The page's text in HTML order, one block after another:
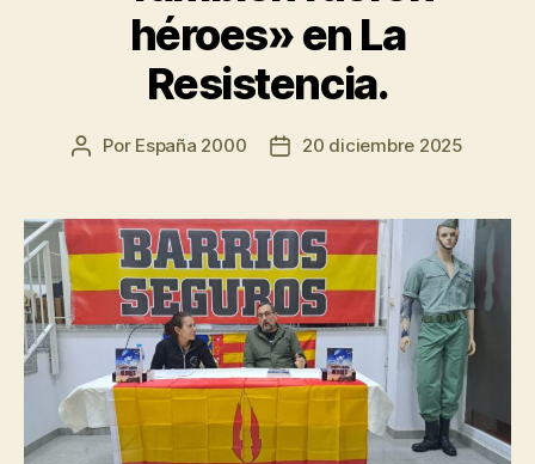
héroes» en La
Resistencia.
Por España 2000 20 diciembre 2025